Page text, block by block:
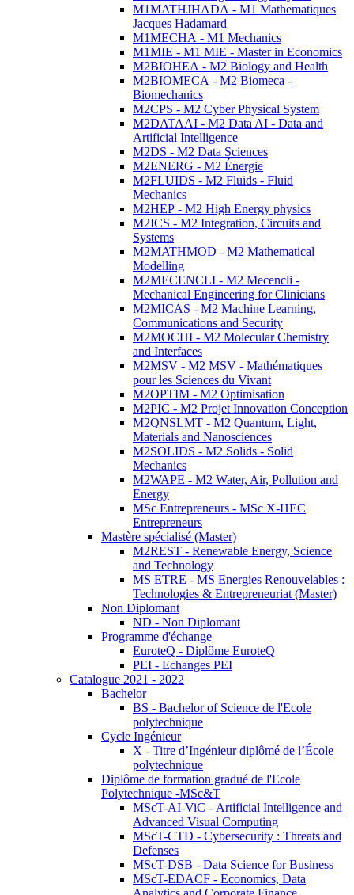
M1MATHJHADA - M1 Mathematiques
Jacques Hadamard
M1MECHA - M1 Mechanics
M1MIE - M1 MIE - Master in Economics
M2BIOHEA - M2 Biology and Health
M2BIOMECA - M2 Biomeca -
Biomechanics
M2CPS - M2 Cyber Physical System
M2DATAAI - M2 Data AI - Data and
Artificial Intelligence
M2DS - M2 Data Sciences
M2ENERG - M2 Énergie
M2FLUIDS - M2 Fluids - Fluid
Mechanics
M2HEP - M2 High Energy physics
M2ICS - M2 Integration, Circuits and
Systems
M2MATHMOD - M2 Mathematical
Modelling
M2MECENCLI - M2 Mecencli -
Mechanical Engineering for Clinicians
M2MICAS - M2 Machine Learning,
Communications and Security
M2MOCHI - M2 Molecular Chemistry
and Interfaces
M2MSV - M2 MSV - Mathématiques
pour les Sciences du Vivant
M2OPTIM - M2 Optimisation
M2PIC - M2 Projet Innovation Conception
M2QNSLMT - M2 Quantum, Light,
Materials and Nanosciences
M2SOLIDS - M2 Solids - Solid
Mechanics
M2WAPE - M2 Water, Air, Pollution and
Energy
MSc Entrepreneurs - MSc X-HEC
Entrepreneurs
Mastère spécialisé (Master)
M2REST - Renewable Energy, Science
and Technology
MS ETRE - MS Energies Renouvelables :
Technologies & Entrepreneuriat (Master)
Non Diplomant
ND - Non Diplomant
Programme d'échange
EuroteQ - Diplôme EuroteQ
PEI - Echanges PEI
Catalogue 2021 - 2022
Bachelor
BS - Bachelor of Science de l'Ecole
polytechnique
Cycle Ingénieur
X - Titre d’Ingénieur diplômé de l’École
polytechnique
Diplôme de formation gradué de l'Ecole
Polytechnique -MSc&T
MScT-AI-ViC - Artificial Intelligence and
Advanced Visual Computing
MScT-CTD - Cybersecurity : Threats and
Defenses
MScT-DSB - Data Science for Business
MScT-EDACF - Economics, Data